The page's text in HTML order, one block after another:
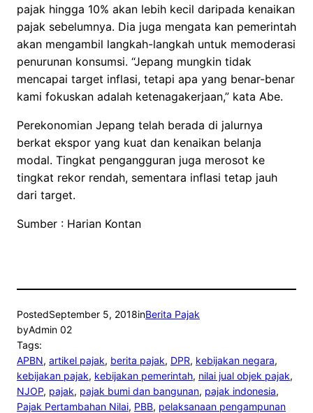
pajak hingga 10% akan lebih kecil daripada kenaikan
pajak sebelumnya. Dia juga mengata kan pemerintah
akan mengambil langkah-langkah untuk memoderasi
penurunan konsumsi. “Jepang mungkin tidak
mencapai target inflasi, tetapi apa yang benar-benar
kami fokuskan adalah ketenagakerjaan,” kata Abe.
Perekonomian Jepang telah berada di jalurnya
berkat ekspor yang kuat dan kenaikan belanja
modal. Tingkat pengangguran juga merosot ke
tingkat rekor rendah, sementara inflasi tetap jauh
dari target.
Sumber : Harian Kontan
PostedSeptember 5, 2018inBerita Pajak
byAdmin 02
Tags:
APBN, artikel pajak, berita pajak, DPR, kebijakan negara
kebijakan pajak, kebijakan pemerintah, nilai jual objek pajak
NJOP, pajak, pajak bumi dan bangunan, pajak indonesia
Pajak Pertambahan Nilai, PBB, pelaksanaan pengampunan